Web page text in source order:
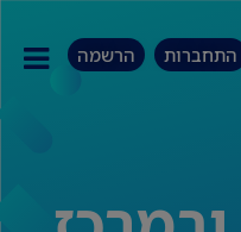
התחברות הרשמה